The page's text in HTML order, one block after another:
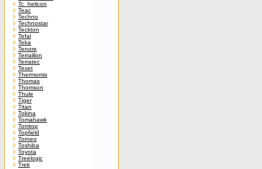
Tc_helicon
Teac
Techno
Technostar
Teckton
Tefal
Teka
Tenore
Terraillon
Terratec
Texet
Thermomix
Thomas
Thomson
Thule
Tiger
Titan
Tokina
Tomahawk
Tomtop
Topfield
Torneo
Toshiba
Toyota
Treelogic
Trek